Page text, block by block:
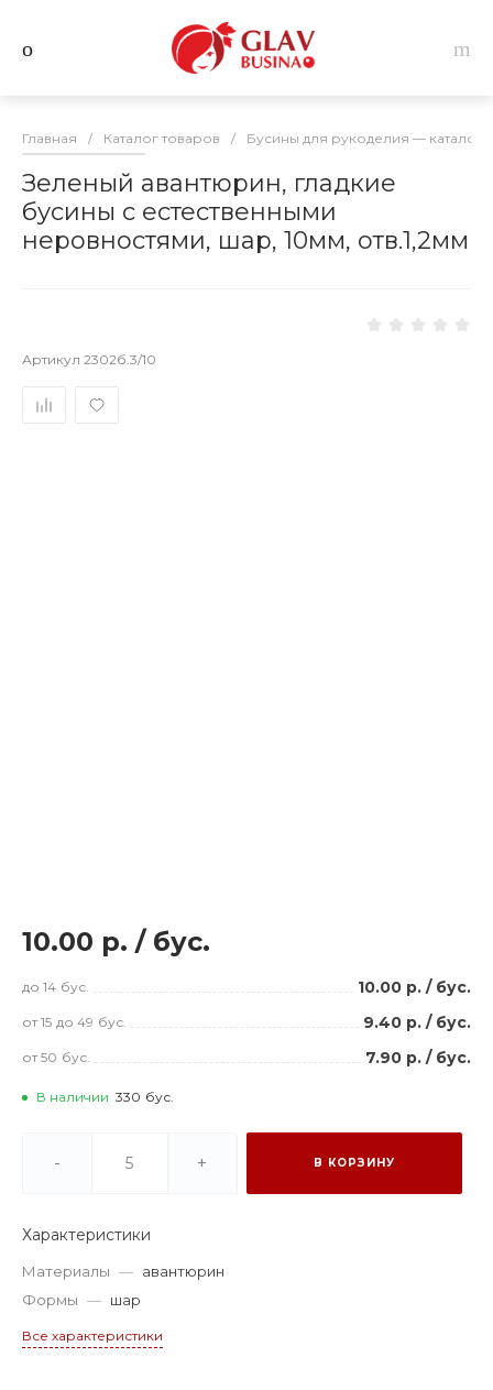
Главная / Каталог товаров / Бусины для рукоделия — каталог
Зеленый авантюрин, гладкие
бусины с естественными
неровностями, шар, 10мм, отв.1,2мм
Артикул 2302б.3/10
10.00 р. / бус.
до 14 бус. 10.00 р. / бус.
от 15 до 49 бус. 9.40 р. / бус.
от 50 бус. 7.90 р. / бус.
В наличии 330 бус.
- + В КОРЗИНУ
Характеристики
Материалы — авантюрин
Формы — шар
Все характеристики